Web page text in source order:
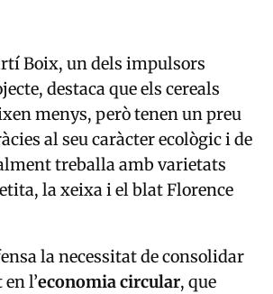
Boix, un dels impulsors
destaca que els cereals
menys, però tenen un preu
al seu caràcter ecològic i de
treballa amb varietats
la xeixa i el blat Florence
la necessitat de consolidar
l’economia circular, que